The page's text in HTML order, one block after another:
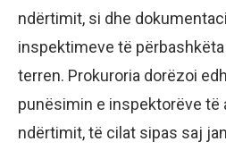
ndërtimit, si dhe
inspektimeve të
terren. Prokuroria dorëzoi
punësimin e inspektorëve të
ndërtimit, të cilat sipas saj